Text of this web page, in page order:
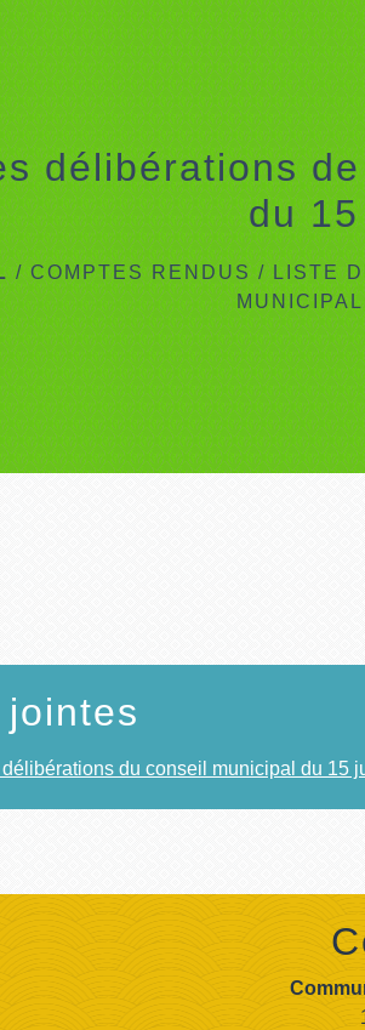
délibérations
du
/COMPTES RENDUS/LISTE
du conseil municipal du 15